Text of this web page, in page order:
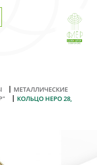
| МЕТАЛЛИЧЕСКИЕ
| КОЛЬЦО НЕРО 28,